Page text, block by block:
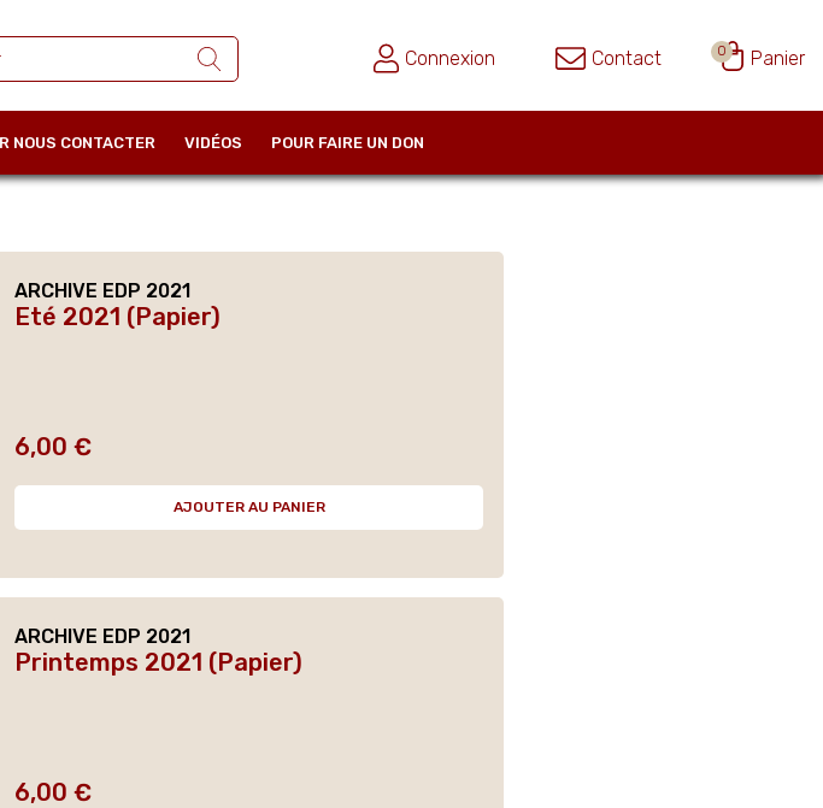
Connexion Contact 0 Panier
NOUS CONTACTER VIDÉOS POUR FAIRE UN DON
ARCHIVE EDP 2021
Eté 2021 (Papier)
Prix
6,00 €
AJOUTER AU PANIER
ARCHIVE EDP 2021
Printemps 2021 (Papier)
Prix
6,00 €